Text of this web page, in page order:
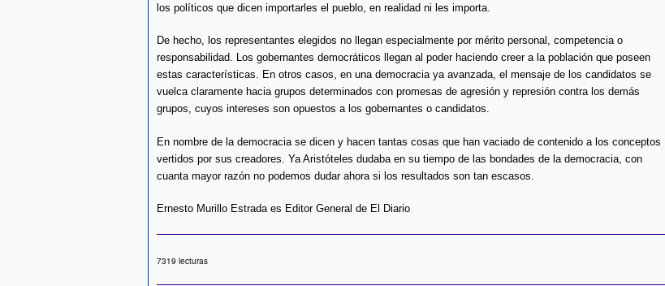
los políticos que dicen importarles el pueblo, en realidad ni les importa.
De hecho, los representantes elegidos no llegan especialmente por mérito personal, competencia o
responsabilidad. Los gobernantes democráticos llegan al poder haciendo creer a la población que poseen
estas características. En otros casos, en una democracia ya avanzada, el mensaje de los candidatos se
vuelca claramente hacia grupos determinados con promesas de agresión y represión contra los demás
grupos, cuyos intereses son opuestos a los gobernantes o candidatos.
En nombre de la democracia se dicen y hacen tantas cosas que han vaciado de contenido a los conceptos
vertidos por sus creadores. Ya Aristóteles dudaba en su tiempo de las bondades de la democracia, con
cuanta mayor razón no podemos dudar ahora si los resultados son tan escasos.
Ernesto Murillo Estrada es Editor General de El Diario
7319 lecturas